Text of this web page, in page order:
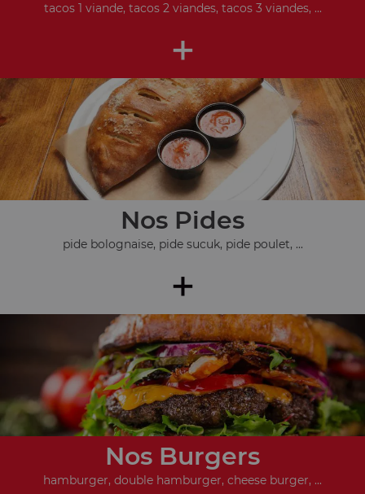
tacos 1 viande, tacos 2 viandes, tacos 3 viandes, ...
+
Nos Pides
pide bolognaise, pide sucuk, pide poulet, ...
+
Nos Burgers
hamburger, double hamburger, cheese burger, ...